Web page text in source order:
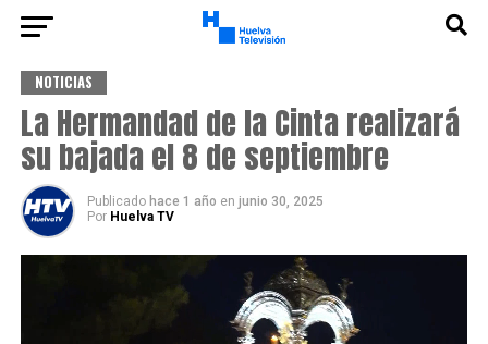
NOTICIAS
La Hermandad de la Cinta realizará
su bajada el 8 de septiembre
Publicado hace 1 año en junio 30, 2025
Por Huelva TV